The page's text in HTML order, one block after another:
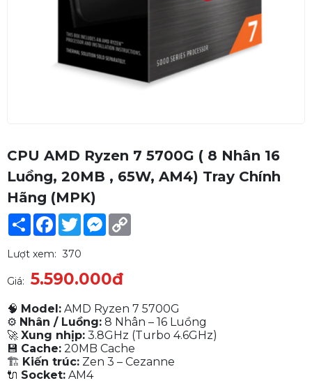
CPU AMD Ryzen 7 5700G ( 8 Nhân 16
Luồng, 20MB , 65W, AM4) Tray Chính
Hãng (MPK)
Share Facebook
TwitterMessenger
Lượt xem: 370
Giá: 5.590.000đ
🧠 Model: AMD Ryzen 7 5700G
⚙ Nhân / Luồng: 8 Nhân – 16 Luồng
🚀 Xung nhịp: 3.8GHz (Turbo 4.6GHz)
💾 Cache: 20MB Cache
🏗 Kiến trúc: Zen 3 – Cezanne
🔌 Socket: AM4